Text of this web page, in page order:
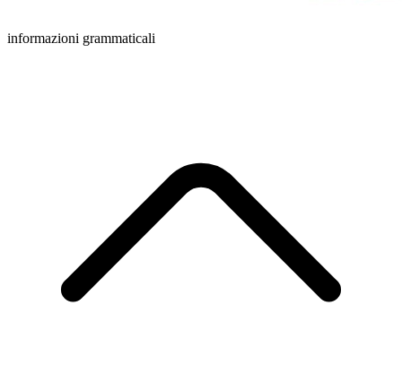
informazioni grammaticali